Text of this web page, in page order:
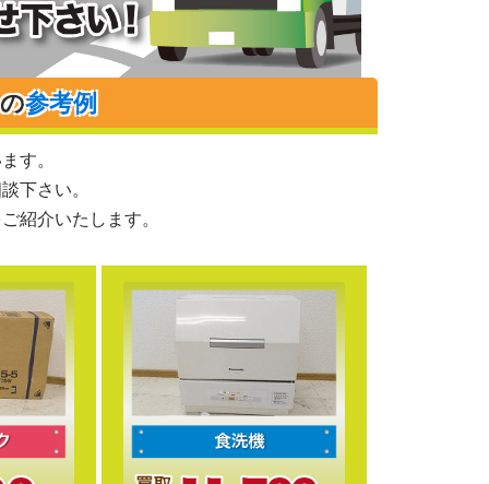
参考例
す。
下さい。
紹介いたします。